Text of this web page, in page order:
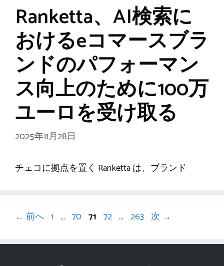
Ranketta、AI検索に
おけるeコマースブラ
ンドのパフォーマン
ス向上のために100万
ユーロを受け取る
2025年11月28日
チェコに拠点を置く Ranketta は、ブランド
← 前へ ペ
ジ
1 … ペ
ジ
70 ペ
ジ
71 ペ
ジ
72 … ペ
ジ
263 次 →